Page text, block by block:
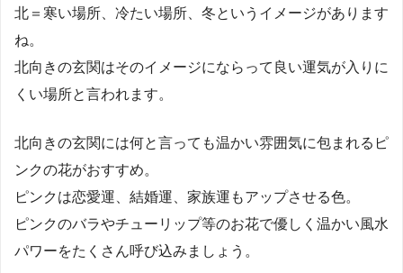
北＝寒い場所、冷たい場所、冬というイメージがあります
ね。
北向きの玄関はそのイメージにならって良い運気が入りに
くい場所と言われます。
北向きの玄関には何と言っても温かい雰囲気に包まれるピ
ンクの花がおすすめ。
ピンクは恋愛運、結婚運、家族運もアップさせる色。
ピンクのバラやチューリップ等のお花で優しく温かい風水
パワーをたくさん呼び込みましょう。